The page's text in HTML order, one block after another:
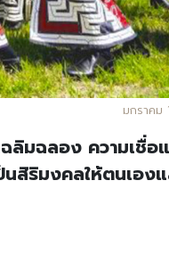
มกราคม
ฉลิมฉลอง ความเ
สิริมงคลให้ตนเอง